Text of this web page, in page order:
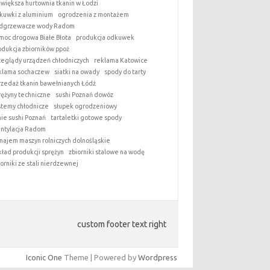
hurtownia tkanin w Łodzi
z aluminium
ogrodzenia z montażem
wody Radom
drogowa Białe Błota
produkcja odkuwek
zbiorników ppoż
urządzeń chłodniczych
reklama Katowice
sochaczew
siatki na owady
spody do tarty
tkanin bawełnianych Łódź
techniczne
sushi Poznań dowóz
chłodnicze
słupek ogrodzeniowy
sushi Poznań
tartaletki gotowe spody
Radom
maszyn rolniczych dolnośląskie
produkcji sprężyn
zbiorniki stalowe na wodę
ze stali nierdzewnej
custom footer text right
Iconic One Theme | Powered by Wordpress